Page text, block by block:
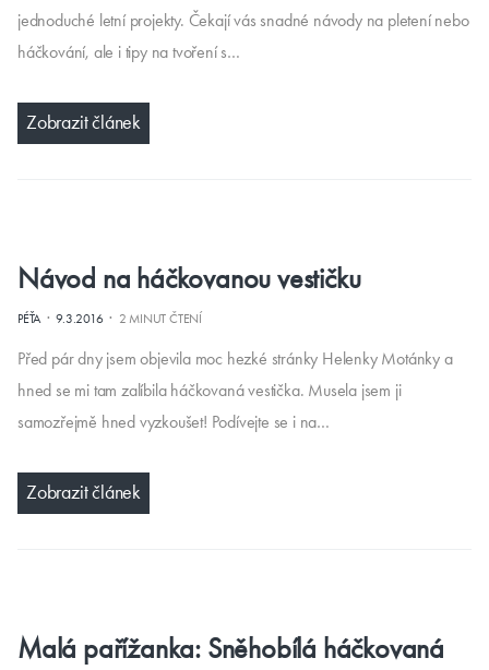
jednoduché letní projekty. Čekají vás snadné návody na pletení nebo
háčkování, ale i tipy na tvoření s…
Zobrazit článek
Návod na háčkovanou vestičku
PÉŤA·9.3.2016· 2 MINUT ČTENÍ
Před pár dny jsem objevila moc hezké stránky Helenky Motánky a
hned se mi tam zalíbila háčkovaná vestička. Musela jsem ji
samozřejmě hned vyzkoušet! Podívejte se i na…
Zobrazit článek
Malá pařížanka: Sněhobílá háčkovaná